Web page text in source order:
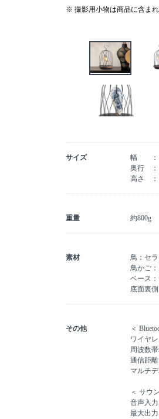
※ 撮影用小物は商品に含まれ
サイズ 幅
奥行
高さ
重量 約800g
素材
鳥：セ
鳥かご
ベース
底面裏
その他
＜
ワイヤ
周波数
通信距
マルチ
＜ サウ
音声入
最大出